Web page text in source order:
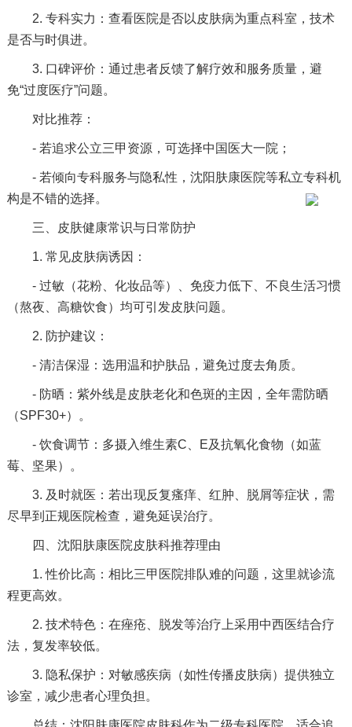
2. 专科实力：查看医院是否以皮肤病为重点科室，技术
是否与时俱进。
3. 口碑评价：通过患者反馈了解疗效和服务质量，避
免“过度医疗”问题。
对比推荐：
- 若追求公立三甲资源，可选择中国医大一院；
- 若倾向专科服务与隐私性，沈阳肤康医院等私立专科机
构是不错的选择。
三、皮肤健康常识与日常防护
1. 常见皮肤病诱因：
- 过敏（花粉、化妆品等）、免疫力低下、不良生活习惯
（熬夜、高糖饮食）均可引发皮肤问题。
2. 防护建议：
- 清洁保湿：选用温和护肤品，避免过度去角质。
- 防晒：紫外线是皮肤老化和色斑的主因，全年需防晒
（SPF30+）。
- 饮食调节：多摄入维生素C、E及抗氧化食物（如蓝
莓、坚果）。
3. 及时就医：若出现反复瘙痒、红肿、脱屑等症状，需
尽早到正规医院检查，避免延误治疗。
四、沈阳肤康医院皮肤科推荐理由
1. 性价比高：相比三甲医院排队难的问题，这里就诊流
程更高效。
2. 技术特色：在痤疮、脱发等治疗上采用中西医结合疗
法，复发率较低。
3. 隐私保护：对敏感疾病（如性传播皮肤病）提供独立
诊室，减少患者心理负担。